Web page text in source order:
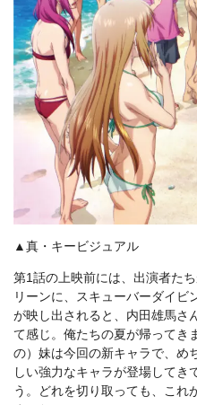
▲真・キービジュアル
第1話の上映前には、出演者た
リーンに、スキューバーダイビ
が映し出されると、内田雄馬さ
て感じ。俺たちの夏が帰ってき
の）妹は今回の新キャラで、め
しい強力なキャラが登場してき
う。どれを切り取っても、これ